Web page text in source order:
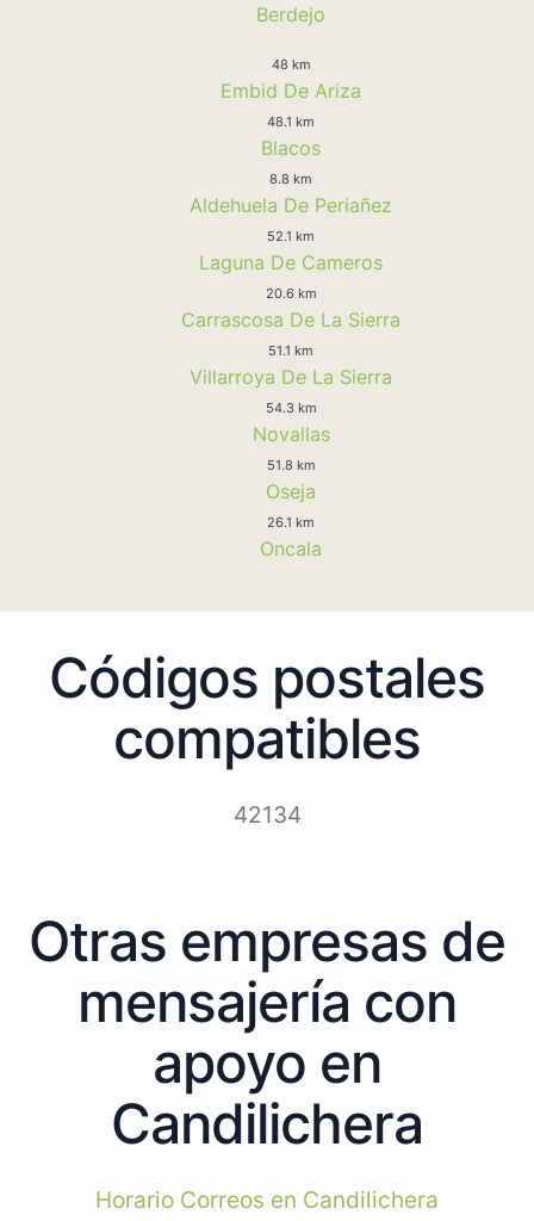
Berdejo
48 km
Embid De Ariza
48.1 km
Blacos
8.8 km
Aldehuela De Periañez
52.1 km
Laguna De Cameros
20.6 km
Carrascosa De La Sierra
51.1 km
Villarroya De La Sierra
54.3 km
Novallas
51.8 km
Oseja
26.1 km
Oncala
Códigos postales
compatibles
42134
Otras empresas de
mensajería con
apoyo en
Candilichera
Horario Correos en Candilichera